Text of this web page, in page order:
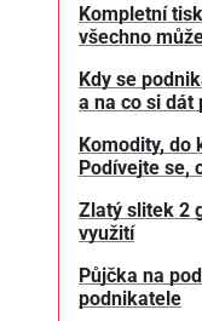
Kompletní
všechno
Kdy se
a na co si dát
Komodity, do
Podívejte se,
Zlatý slitek 2
využití
Půjčka na
podnikatele